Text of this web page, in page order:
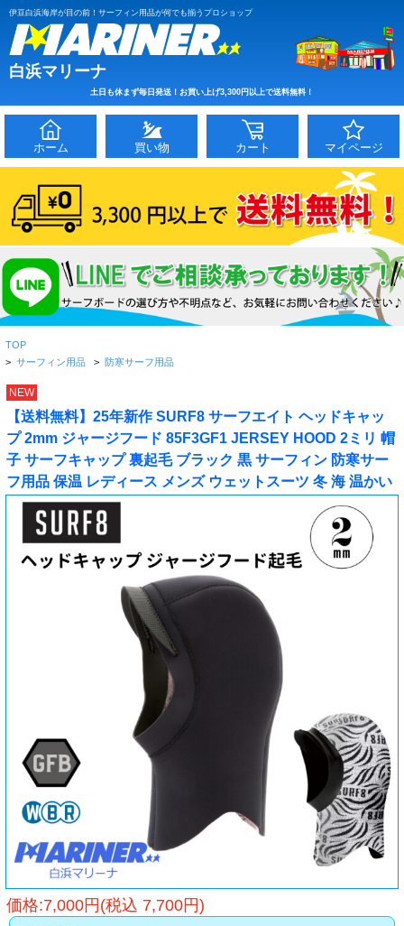
伊豆白浜海岸が目の前！サーフィン用品が何でも揃うプロショップ
白浜マリーナ
土日も休まず毎日発送！お買い上げ3,300円以上で送料無料！
ホーム 買い物 カート マイページ
TOP
> サーフィン用品 > 防寒サーフ用品
NEW
【送料無料】25年新作 SURF8 サーフエイト ヘッドキャッ
プ 2mm ジャージフード 85F3GF1 JERSEY HOOD 2ミリ 帽
子 サーフキャップ 裏起毛 ブラック 黒 サーフィン 防寒サー
フ用品 保温 レディース メンズ ウェットスーツ 冬 海 温かい
価格:7,000円(税込 7,700円)